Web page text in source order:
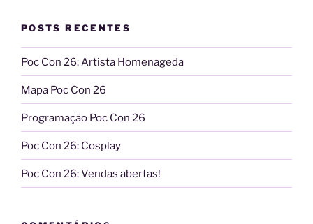
POSTS RECENTES
Poc Con 26: Artista Homenageda
Mapa Poc Con 26
Programação Poc Con 26
Poc Con 26: Cosplay
Poc Con 26: Vendas abertas!